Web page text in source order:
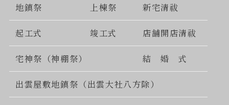
地鎮祭 上棟祭 新宅清祓
起工式 竣工式 店舗開店清祓
宅神祭（神棚祭） 結 婚 式
出雲屋敷地鎮祭（出雲大社八方除）